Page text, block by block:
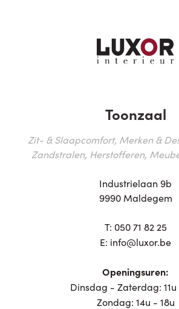
Toonzaal
Zit- & Slaapcomfort, Merken &
Zandstralen, Herstofferen,
Industrielaan 9b
9990 Maldegem
T: 050 71 82 25
E: info@luxor.be
Openingsuren:
Dinsdag - Zaterdag: 11u
Zondag: 14u - 18u